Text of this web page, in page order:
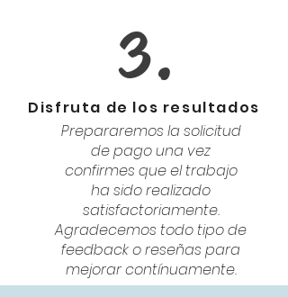
3.
Disfruta de los resultados
Prepararemos la solicitud
de pago una vez
confirmes que el trabajo
ha sido realizado
satisfactoriamente.
Agradecemos todo tipo de
feedback o reseñas para
mejorar contínuamente.